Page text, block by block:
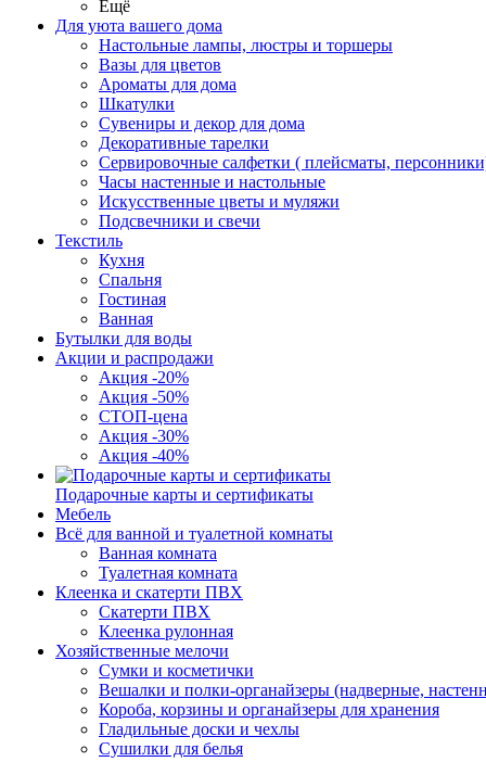
Ещё
Для уюта вашего дома
Настольные лампы, люстры и торшеры
Вазы для цветов
Ароматы для дома
Шкатулки
Сувениры и декор для дома
Декоративные тарелки
Сервировочные салфетки ( плейсматы,
Часы настенные и настольные
Искусственные цветы и муляжи
Подсвечники и свечи
Текстиль
Кухня
Спальня
Гостиная
Ванная
Бутылки для воды
Акции и распродажи
Акция -20%
Акция -50%
СТОП-цена
Акция -30%
Акция -40%
Подарочные карты и сертификаты
Мебель
Всё для ванной и туалетной комнаты
Ванная комната
Туалетная комната
Клеенка и скатерти ПВХ
Скатерти ПВХ
Клеенка рулонная
Хозяйственные мелочи
Сумки и косметички
Вешалки и полки-органайзеры (надверные,
Короба, корзины и органайзеры для хранения
Гладильные доски и чехлы
Сушилки для белья